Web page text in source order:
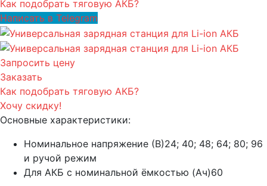
Как подобрать тяговую АКБ?
Написать в Telegram
Запросить цену
Заказать
Как подобрать тяговую АКБ?
Хочу скидку!
Основные характеристики:
Номинальное напряжение (В)24; 40; 48; 64; 80; 96
и ручой режим
Для АКБ с номинальной ёмкостью (Ач)60